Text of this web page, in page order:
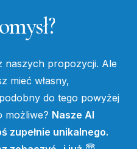
naszych propozycji. Ale
mieć własny,
do tego powyżej
możliwe? Nasze AI
zupełnie unikalnego.